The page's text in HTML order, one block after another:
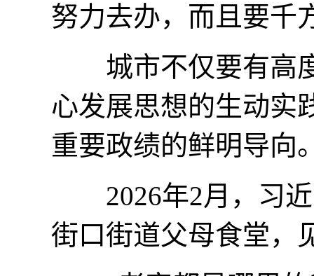
努力去办，而且要千
城市不仅要有高度
心发展思想的生动实
重要政绩的鲜明导向
2026年2月，习近
街口街道父母食堂，